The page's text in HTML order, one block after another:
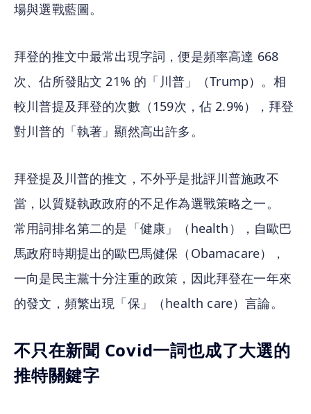
場與選戰藍圖。
拜登的推文中最常出現字詞，便是頻率高達 668
次、佔所發貼文 21% 的「川普」（Trump）。相
較川普提及拜登的次數（159次，佔 2.9%），拜登
對川普的「執著」顯然高出許多。
拜登提及川普的推文，不外乎是批評川普施政不
當，以質疑執政政府的不足作為選戰策略之一。
常用詞排名第二的是「健康」（health），自歐巴
馬政府時期提出的歐巴馬健保（Obamacare），
一向是民主黨十分注重的政策，因此拜登在一年來
的發文，頻繁出現「保」（health care）言論。
不只在新聞 Covid一詞也成了大選的
推特關鍵字